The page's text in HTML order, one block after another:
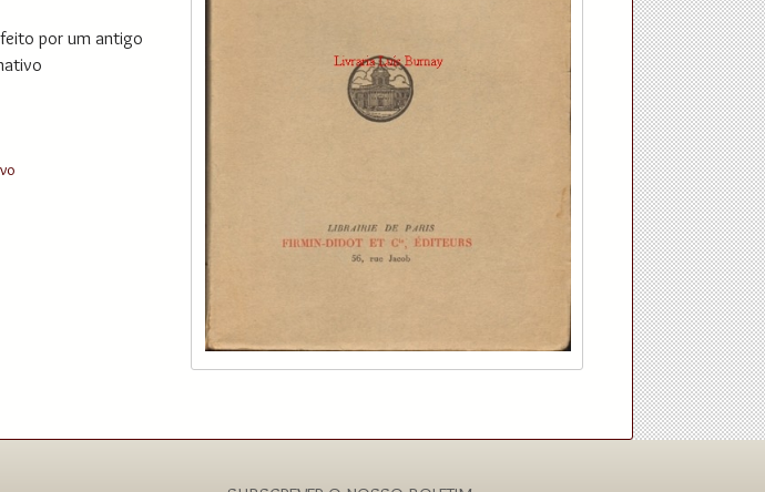
por um antigo